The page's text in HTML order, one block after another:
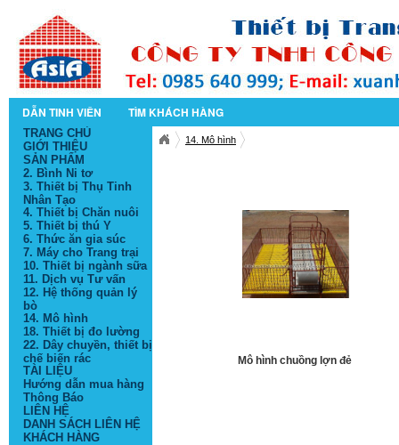
DẪN TINH VIÊN TÌM KHÁCH HÀNG
14. Mô hình
Mô hình chuồng lợn đẻ
TRANG CHỦ
GIỚI THIỆU
SẢN PHẨM
2. Bình Ni tơ
3. Thiết bị Thụ Tinh
Nhân Tạo
4. Thiết bị Chăn nuôi
5. Thiết bị thú Y
6. Thức ăn gia súc
7. Máy cho Trang trại
10. Thiết bị ngành sữa
11. Dịch vụ Tư vấn
12. Hệ thống quản lý
bò
14. Mô hình
18. Thiết bị đo lường
22. Dây chuyền, thiết bị
chế biến rác
TÀI LIỆU
Hướng dẫn mua hàng
Thông Báo
LIÊN HỆ
DANH SÁCH LIÊN HỆ
KHÁCH HÀNG